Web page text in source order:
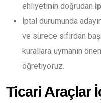
ehliyetinin doğrudan
İptal durumunda
ve sürece sıfırdan
kurallara uymanın
öğretiyoruz.
Ticari Araçlar